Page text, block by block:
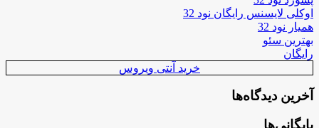
اوکلی لایسنس رایگان نود 32
همیار نود 32
بهترین سئو
رایگان
خرید آنتی ویروس
آخرین دیدگاه‌ها
بایگانی‌ها